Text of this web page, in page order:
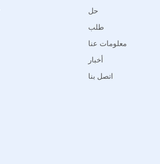
حل
طلب
معلومات عنا
أخبار
اتصل بنا